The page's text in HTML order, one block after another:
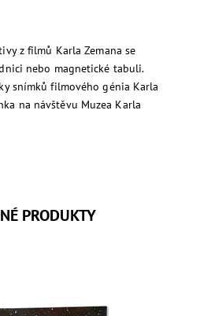
z filmů Karla Zemana se
nebo magnetické tabuli.
snímků filmového génia Karla
na návštěvu Muzea Karla
PRODUKTY